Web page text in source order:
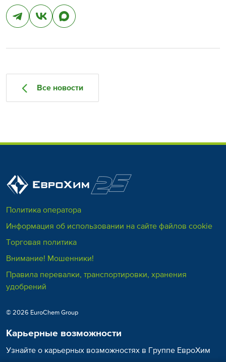
Все новости
Политика оператора
Информация об использовании на сайте файлов cookie
Торговая политика
Внимание! Мошенники!
Правила перевалки, транспортировки, хранения
удобрений
© 2026 EuroChem Group
Карьерные возможности
Узнайте о карьерных возможностях в Группе ЕвроХим